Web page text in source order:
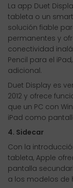
La app Duet
tableta o un
solución fiable
permanentes y
conectividad
Pencil para el
adicional.
Duet Display es
2012 y ofrece
que un PC con
iPad como
4. Sidecar
Con la
tableta, Apple
pantalla
a los modelos de